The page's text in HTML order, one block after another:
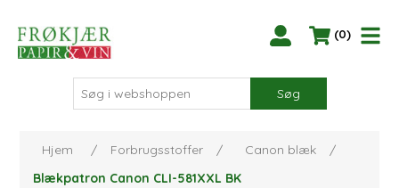
(0)
Søg
Hjem / Forbrugsstoffer / Canon blæk
/
Blækpatron Canon CLI-581XXL BK